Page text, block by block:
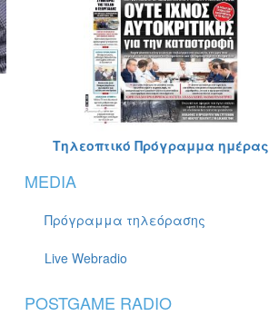
Τηλεοπτικό Πρόγραμμα ημέρας
MEDIA
Πρόγραμμα τηλεόρασης
Live Webradio
POSTGAME RADIO